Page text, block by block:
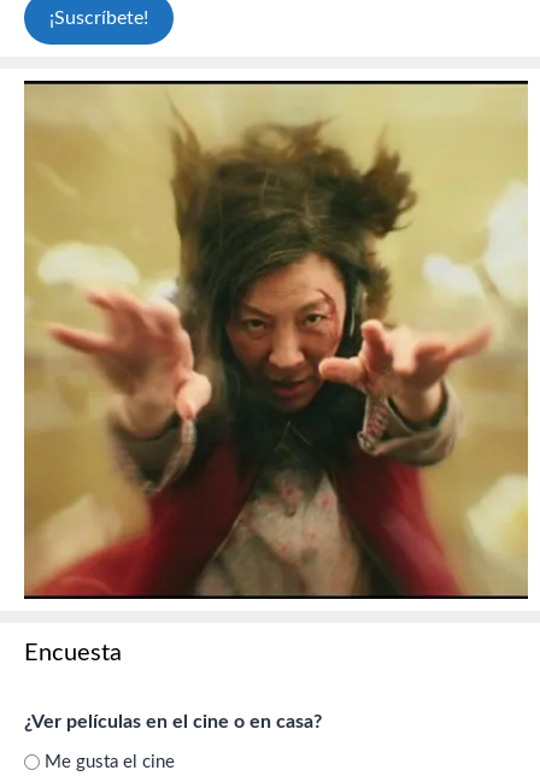
Encuesta
¿Ver películas en el cine o en casa?
Me gusta el cine